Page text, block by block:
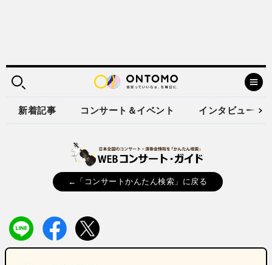
新着記事 コンサート＆イベント インタビュー
←「コンサートかんたん検索」に戻る